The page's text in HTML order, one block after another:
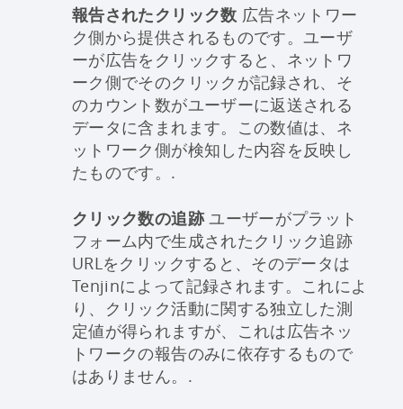
報告されたクリック数 広告ネットワー
ク側から提供されるものです。ユーザ
ーが広告をクリックすると、ネットワ
ーク側でそのクリックが記録され、そ
のカウント数がユーザーに返送される
データに含まれます。この数値は、ネ
ットワーク側が検知した内容を反映し
たものです。.
クリック数の追跡ユーザーがプラット
フォーム内で生成されたクリック追跡
URLをクリックすると、そのデータは
Tenjinによって記録されます。これによ
り、クリック活動に関する独立した測
定値が得られますが、これは広告ネッ
トワークの報告のみに依存するもので
はありません。.